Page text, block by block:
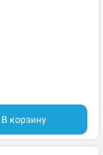
В корзину